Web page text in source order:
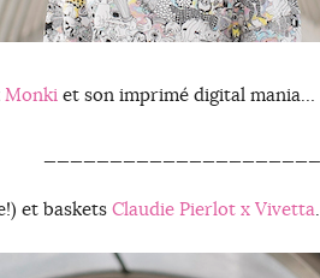
Monki et son imprimé digital mania…
et baskets Claudie Pierlot x Vivetta.